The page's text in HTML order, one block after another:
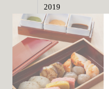
2019